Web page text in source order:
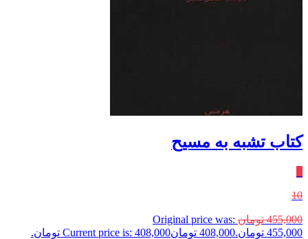
کتاب تشبه به مسیح
10
455,000 تومان Original price was:
455,000 تومان.
408,000 تومانCurrent price is: 408,000 تومان.